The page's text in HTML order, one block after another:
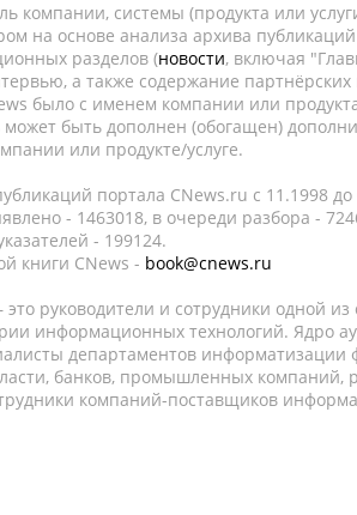
компании, системы (продукта или
на основе анализа архива
разделов (новости, включая
а также содержание
было с именем компании или
быть дополнен (обогащен)
или продукте/услуге.
портала CNews.ru c 11.1998 до
- 1463018, в очереди разбора -
- 199124.
книги CNews - book@cnews.ru
руководители и сотрудники одной
информационных технологий. Ядро
департаментов
банков, промышленных компаний,
компаний-поставщиков